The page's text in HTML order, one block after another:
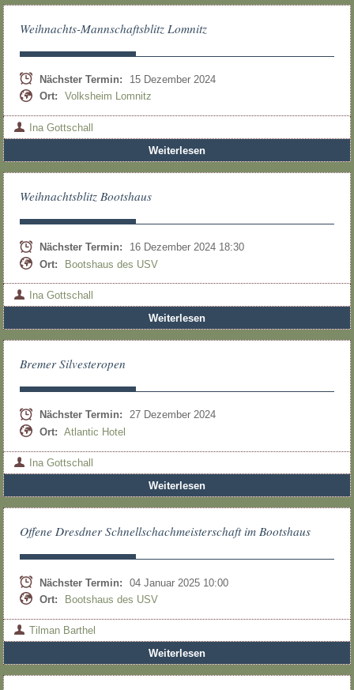
Weihnachts-Mannschaftsblitz Lomnitz
Nächster Termin:
15 Dezember 2024
Ort:
Volksheim Lomnitz
Ina Gottschall
Weiterlesen
Weihnachtsblitz Bootshaus
Nächster Termin:
16 Dezember 2024 18:30
Ort:
Bootshaus des USV
Ina Gottschall
Weiterlesen
Bremer Silvesteropen
Nächster Termin:
27 Dezember 2024
Ort: Atlantic Hotel
Ina Gottschall
Weiterlesen
Offene Dresdner Schnellschachmeisterschaft im Bootshaus
Nächster Termin:
04 Januar 2025 10:00
Ort:
Bootshaus des USV
Tilman Barthel
Weiterlesen